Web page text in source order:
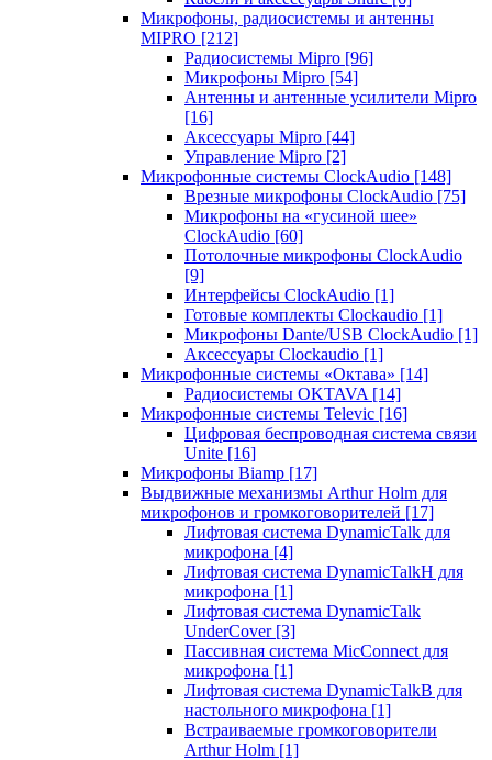
Микрофоны, радиосистемы и антенны
MIPRO [212]
Радиосистемы Mipro [96]
Микрофоны Mipro [54]
Антенны и антенные усилители Mipro
[16]
Аксессуары Mipro [44]
Управление Mipro [2]
Микрофонные системы ClockAudio [148]
Врезные микрофоны ClockAudio [75]
Микрофоны на «гусиной шее»
ClockAudio [60]
Потолочные микрофоны ClockAudio
[9]
Интерфейсы ClockAudio [1]
Готовые комплекты Clockaudio [1]
Микрофоны Dante/USB ClockAudio [1]
Аксессуары Clockaudio [1]
Микрофонные системы «Октава» [14]
Радиосистемы OKTAVA [14]
Микрофонные системы Televic [16]
Цифровая беспроводная система связи
Unite [16]
Микрофоны Biamp [17]
Выдвижные механизмы Arthur Holm для
микрофонов и громкоговорителей [17]
Лифтовая система DynamicTalk для
микрофона [4]
Лифтовая система DynamicTalkH для
микрофона [1]
Лифтовая система DynamicTalk
UnderCover [3]
Пассивная система MicConnect для
микрофона [1]
Лифтовая система DynamicTalkB для
настольного микрофона [1]
Встраиваемые громкоговорители
Arthur Holm [1]